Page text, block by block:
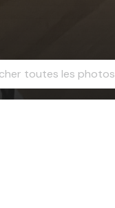
toutes les photos